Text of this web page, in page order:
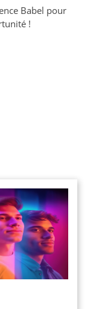
Babel pour
!